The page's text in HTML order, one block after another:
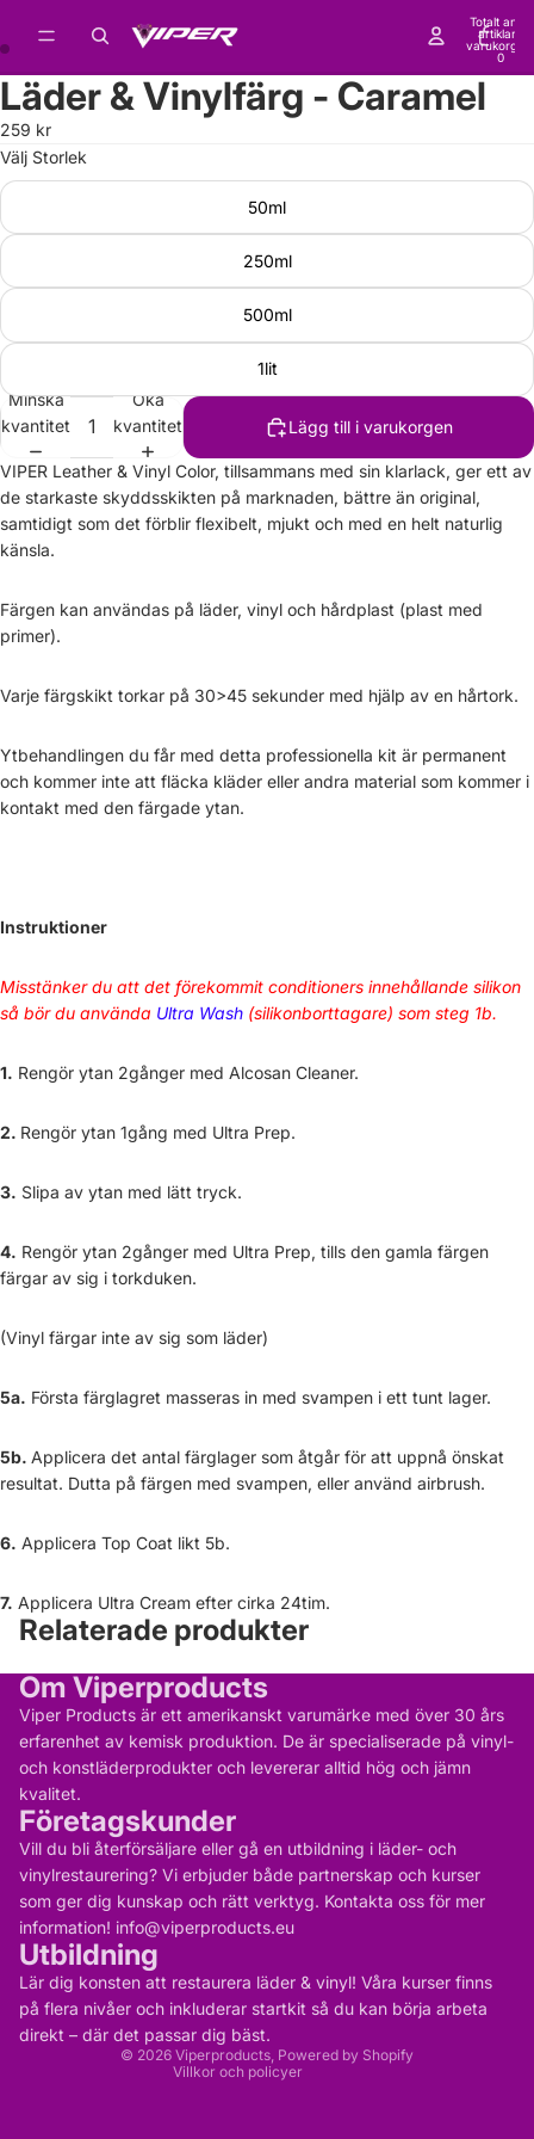
Totalt antal
artiklar i
varukorgen:
0
Läder & Vinylfärg - Caramel
259 kr
Välj Storlek
50ml
250ml
500ml
1lit
Minska
kvantitet
Öka
kvantitet
Lägg till i varukorgen
VIPER Leather & Vinyl Color, tillsammans med sin klarlack, ger ett av
de starkaste skyddsskikten på marknaden, bättre än original,
samtidigt som det förblir flexibelt, mjukt och med en helt naturlig
känsla.
Färgen kan användas på läder, vinyl och hårdplast (plast med
primer).
Varje färgskikt torkar på 30>45 sekunder med hjälp av en hårtork.
Ytbehandlingen du får med detta professionella kit är permanent
och kommer inte att fläcka kläder eller andra material som kommer i
kontakt med den färgade ytan.
Instruktioner
Misstänker du att det förekommit conditioners innehållande silikon
så bör du använda Ultra Wash (silikonborttagare) som steg 1b.
1. Rengör ytan 2gånger med Alcosan Cleaner.
2. Rengör ytan 1gång med Ultra Prep.
3. Slipa av ytan med lätt tryck.
4. Rengör ytan 2gånger med Ultra Prep, tills den gamla färgen
färgar av sig i torkduken.
(Vinyl färgar inte av sig som läder)
5a. Första färglagret masseras in med svampen i ett tunt lager.
5b. Applicera det antal färglager som åtgår för att uppnå önskat
resultat. Dutta på färgen med svampen, eller använd airbrush.
6. Applicera Top Coat likt 5b.
7. Applicera Ultra Cream efter cirka 24tim.
Relaterade produkter
Om Viperproducts
Viper Products är ett amerikanskt varumärke med över 30 års
erfarenhet av kemisk produktion. De är specialiserade på vinyl-
och konstläderprodukter och levererar alltid hög och jämn
kvalitet.
Företagskunder
Vill du bli återförsäljare eller gå en utbildning i läder- och
vinylrestaurering? Vi erbjuder både partnerskap och kurser
som ger dig kunskap och rätt verktyg. Kontakta oss för mer
information! info@viperproducts.eu
Utbildning
Lär dig konsten att restaurera läder & vinyl! Våra kurser finns
på flera nivåer och inkluderar startkit så du kan börja arbeta
direkt – där det passar dig bäst.
© 2026 Viperproducts , Powered by Shopify
Villkor och policyer
Integritetspolicy
Kontaktinformation
Återbetalningspolicy
Användarvillkor
Rättsligt meddelande
Fraktpolicy